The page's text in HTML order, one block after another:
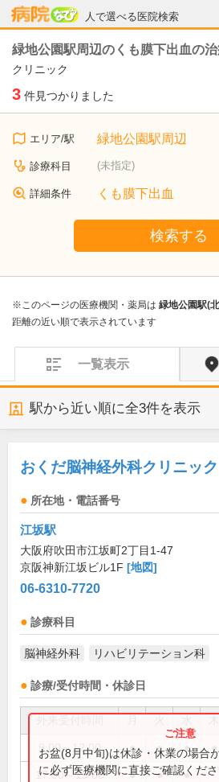
人で選べる医院検索
病院なび
緑地公園駅周辺のくも膜下出血の
クリニック
3 件見つかりました
エリア/駅 緑地公園駅周辺
診療科目 (未指定)
詳細条件 くも膜下出血
検索する
※このページの医療機関・薬局は 緑地公園駅(
距離の近い順で表示されています
一覧表示
駅から近い順に全3件を表示
おくだ脳神経外科クリニック
所在地・電話番号
江坂駅
大阪府吹田市江坂町2丁目1-47
京阪神新江坂ビル1F [地図]
06-6310-7720
診療科目
脳神経外科 リハビリテーション科
診療/受付時間・休診日
9:00～12:00 ● ● ● ●
17:00～19:00 ● ● ●
お盆(8月中旬)は休診・休業の場合
に必ず医療機関に直接ご確認くださ